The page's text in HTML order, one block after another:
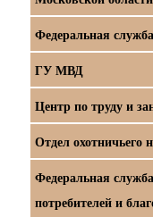
Федеральная
ГУ МВД
Центр по труду и
Отдел охотничьего
Федеральная
потребителей и